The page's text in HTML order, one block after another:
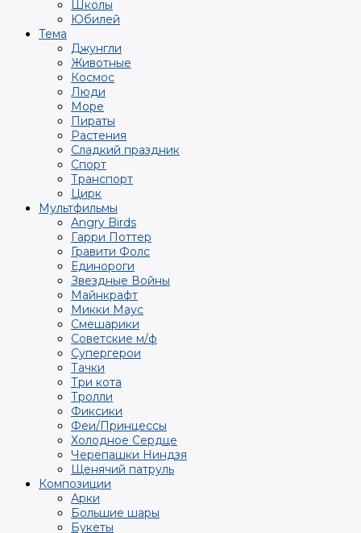
Школы
Юбилей
Тема
Джунгли
Животные
Космос
Люди
Море
Пираты
Растения
Сладкий праздник
Спорт
Транспорт
Цирк
Мультфильмы
Angry Birds
Гарри Поттер
Гравити Фолс
Единороги
Звездные Войны
Майнкрафт
Микки Маус
Смешарики
Советские м/ф
Супергерои
Тачки
Три кота
Тролли
Фиксики
Феи/Принцессы
Холодное Сердце
Черепашки Ниндзя
Щенячий патруль
Композиции
Арки
Большие шары
Букеты